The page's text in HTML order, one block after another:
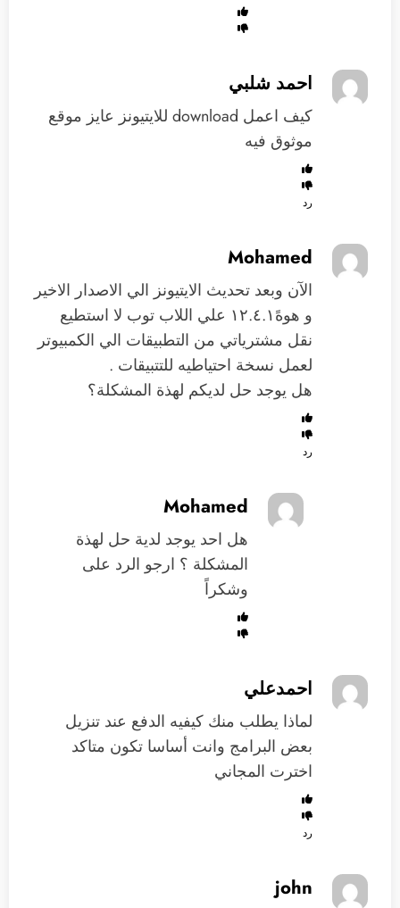
احمد شلبي
كيف اعمل download للايتيونز عايز موقع
موثوق فيه
رد
Mohamed
الآن وبعد تحديث الايتيونز الي الاصدار الاخير
و هوهً١٢.٤.١ علي اللاب توب لا استطيع
نقل مشترياتي من التطبيقات الي الكمبيوتر
لعمل نسخة احتياطيه للتتبيقات .
هل يوجد حل لديكم لهذة المشكلة؟
رد
Mohamed
هل احد يوجد لدية حل لهذة
المشكلة ؟ ارجو الرد على
وشكراً
احمدعلي
لماذا يطلب منك كيفيه الدفع عند تنزيل
بعض البرامج وانت أساسا تكون متاكد
اخترت المجاني
رد
john